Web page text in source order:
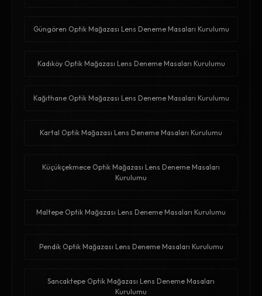
Güngören Optik Mağazası Lens Deneme Masaları Kurulumu
Kadıköy Optik Mağazası Lens Deneme Masaları Kurulumu
Kağıthane Optik Mağazası Lens Deneme Masaları Kurulumu
Kartal Optik Mağazası Lens Deneme Masaları Kurulumu
Küçükçekmece Optik Mağazası Lens Deneme Masaları
Kurulumu
Maltepe Optik Mağazası Lens Deneme Masaları Kurulumu
Pendik Optik Mağazası Lens Deneme Masaları Kurulumu
Sancaktepe Optik Mağazası Lens Deneme Masaları
Kurulumu